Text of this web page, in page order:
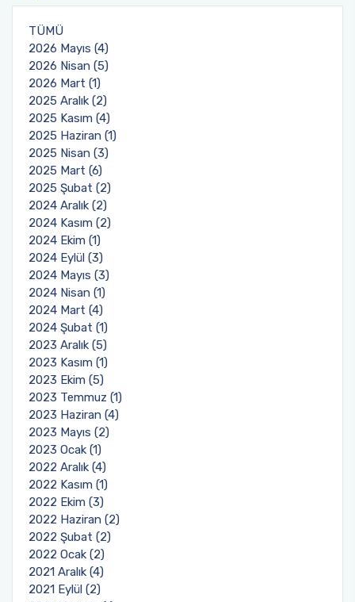
TÜMÜ
2026 Mayıs (4)
2026 Nisan (5)
2026 Mart (1)
2025 Aralık (2)
2025 Kasım (4)
2025 Haziran (1)
2025 Nisan (3)
2025 Mart (6)
2025 Şubat (2)
2024 Aralık (2)
2024 Kasım (2)
2024 Ekim (1)
2024 Eylül (3)
2024 Mayıs (3)
2024 Nisan (1)
2024 Mart (4)
2024 Şubat (1)
2023 Aralık (5)
2023 Kasım (1)
2023 Ekim (5)
2023 Temmuz (1)
2023 Haziran (4)
2023 Mayıs (2)
2023 Ocak (1)
2022 Aralık (4)
2022 Kasım (1)
2022 Ekim (3)
2022 Haziran (2)
2022 Şubat (2)
2022 Ocak (2)
2021 Aralık (4)
2021 Eylül (2)